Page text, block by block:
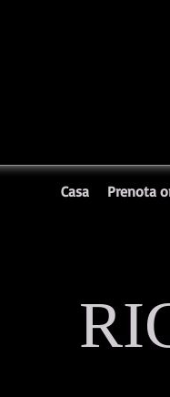
Casa Prenota